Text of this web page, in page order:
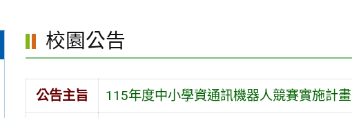
校園公告
公告主旨 115年度中小學資通訊機器人競賽實施計畫